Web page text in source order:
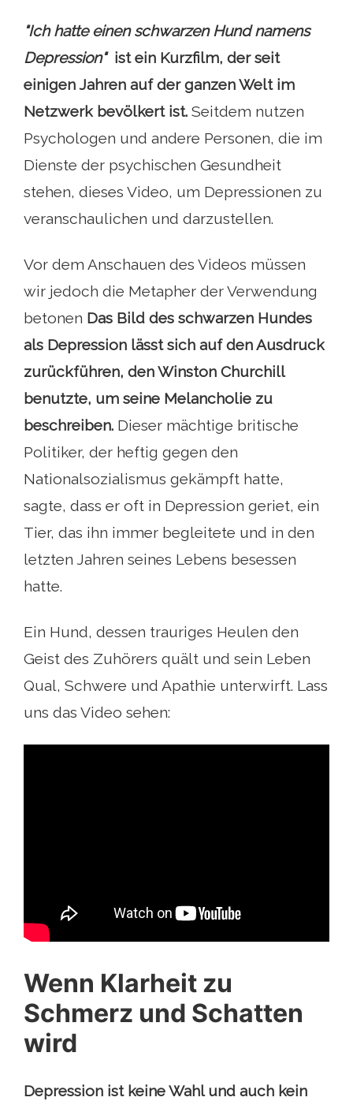
"Ich hatte einen schwarzen Hund namens
Depression"ist ein Kurzfilm, der seit
einigen Jahren auf der ganzen Welt im
Netzwerk bevölkert ist. Seitdem nutzen
Psychologen und andere Personen, die im
Dienste der psychischen Gesundheit
stehen, dieses Video, um Depressionen zu
veranschaulichen und darzustellen.
Vor dem Anschauen des Videos müssen
wir jedoch die Metapher der Verwendung
betonen Das Bild des schwarzen Hundes
als Depression lässt sich auf den Ausdruck
zurückführen, den Winston Churchill
benutzte, um seine Melancholie zu
beschreiben. Dieser mächtige britische
Politiker, der heftig gegen den
Nationalsozialismus gekämpft hatte,
sagte, dass er oft in Depression geriet, ein
Tier, das ihn immer begleitete und in den
letzten Jahren seines Lebens besessen
hatte.
Ein Hund, dessen trauriges Heulen den
Geist des Zuhörers quält und sein Leben
Qual, Schwere und Apathie unterwirft. Lass
uns das Video sehen:
Wenn Klarheit zu
Schmerz und Schatten
wird
Depression ist keine Wahl und auch kein